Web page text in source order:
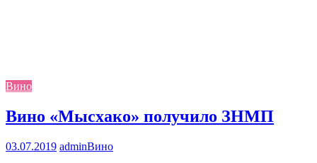
Вино
Вино «Мысхако» получило ЗНМП
03.07.2019 adminВино